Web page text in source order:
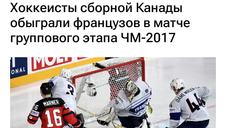
Хоккеисты сборной Канады
обыграли французов в матче
группового этапа ЧМ-2017